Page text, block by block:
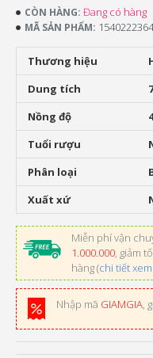
Thương hiệu
Dung tích
Nồng độ
Tuổi rượu
Phân loại
Xuất xứ
Miễn phí vận
1.000.000, giảm
hàng (chi tiết
Nhập mã GIAMGIA,
CÒN HÀNG: Đang có hàng
MÃ SẢN PHẨM: